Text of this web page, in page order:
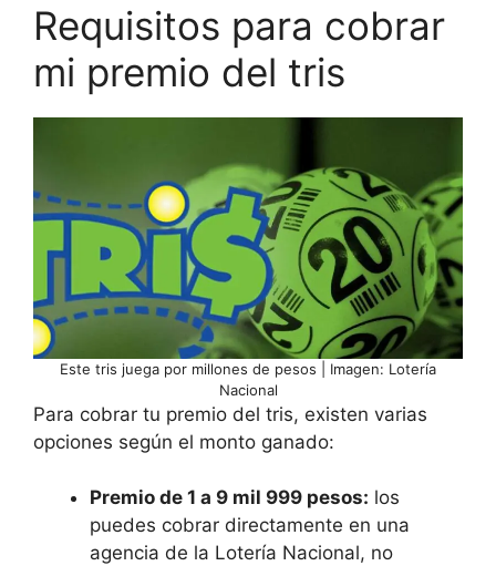
Requisitos para cobrar
mi premio del tris
Este tris juega por millones de pesos | Imagen: Lotería
Nacional
Para cobrar tu premio del tris, existen varias
opciones según el monto ganado:
Premio de 1 a 9 mil 999 pesos: los
puedes cobrar directamente en una
agencia de la Lotería Nacional, no